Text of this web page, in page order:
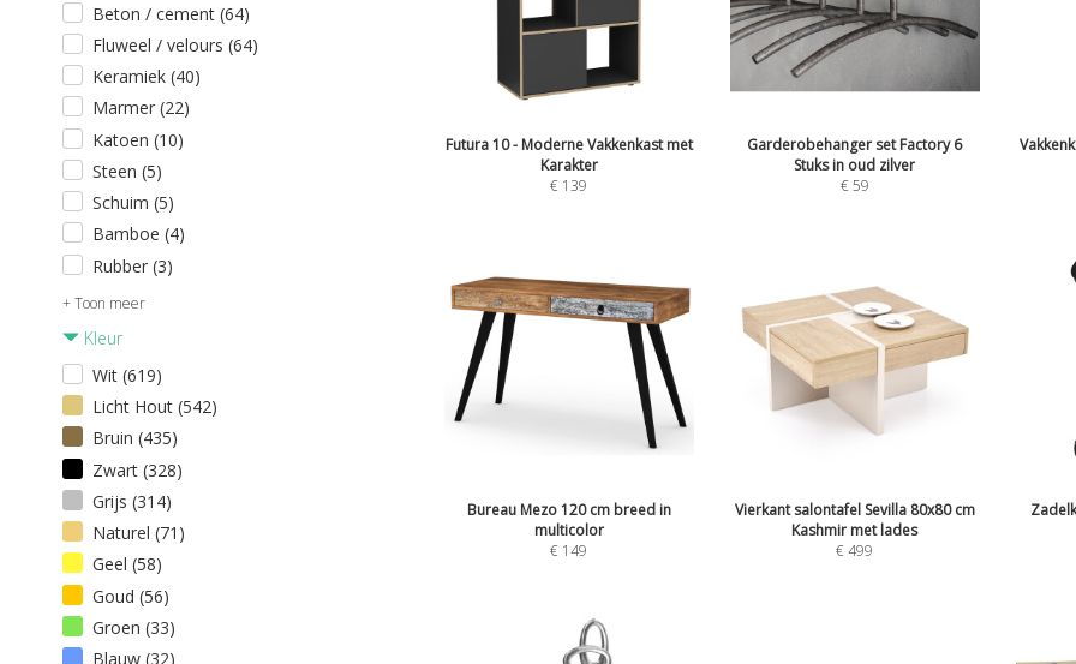
Beton / cement (64)
Fluweel / velours (64)
Keramiek (40)
Marmer (22)
Katoen (10)
Steen (5)
Schuim (5)
Bamboe (4)
Rubber (3)
+ Toon meer
Kleur
Wit (619)
Licht Hout (542)
Bruin (435)
Zwart (328)
Grijs (314)
Naturel (71)
Geel (58)
Goud (56)
Groen (33)
Blauw (32)
Futura 10 - Moderne Vakkenkast met
Karakter
€ 139
Garderobehanger set Factory 6
Stuks in oud zilver
€59
Bureau Mezo 120 cm breed in
multicolor
€ 149
Vierkant salontafel Sevilla 80x80 cm
Kashmir met lades
€499